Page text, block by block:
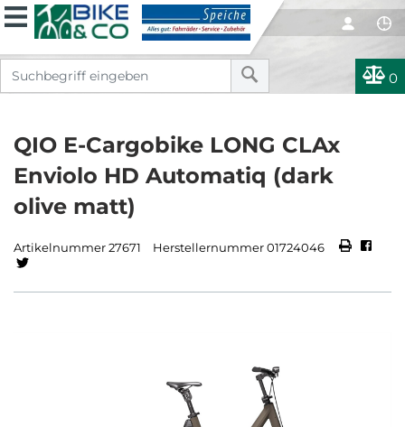
0
QIO E-Cargobike LONG CLAx
Enviolo HD Automatiq (dark
olive matt)
Artikelnummer 27671 Herstellernummer 01724046